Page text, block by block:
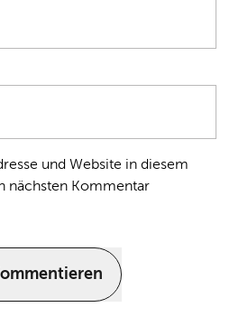
und Website in diesem
nächsten Kommentar